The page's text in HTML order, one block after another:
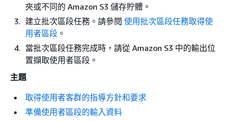
夾或不同的 Amazon S3 儲存貯體。
建立批次區段任務。請參閱 使用批次區段任務取得使
用者區段 。
當批次區段任務完成時，請從 Amazon S3 中的輸出位
置擷取使用者區段。
主題
取得使用者客群的指導方針和要求
準備使用者區段的輸入資料